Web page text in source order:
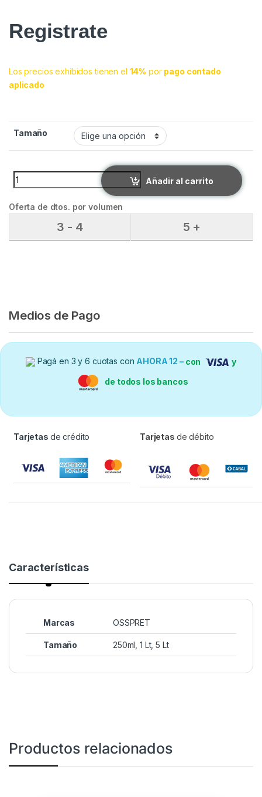
Registrate
Los precios exhibidos tienen el 14% por pago contado
aplicado
Tamaño
SHAMPOO OSSPRET BLANCO quantity
Añadir al carrito
Oferta de dtos. por volumen
3 - 4 5 +
Medios de Pago
Pagá en 3 y 6 cuotas con AHORA 12 – con y
de todos los bancos
Tarjetas de crédito Tarjetas de débito
Características
Marcas OSSPRET
Tamaño 250ml, 1 Lt, 5 Lt
Productos relacionados